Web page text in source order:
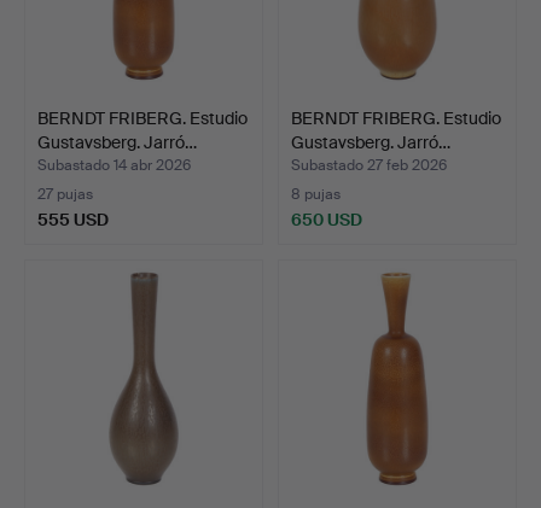
BERNDT FRIBERG. Estudio
Gustavsberg. Jarró…
Subastado 14 abr 2026
27 pujas
555 USD
BERNDT FRIBERG. Estudio
Gustavsberg. Jarró…
Subastado 27 feb 2026
8 pujas
650 USD